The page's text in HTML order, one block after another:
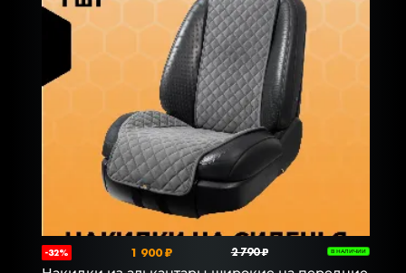
-32% 1 900 ₽ 2 790 ₽ В НАЛИЧИИ